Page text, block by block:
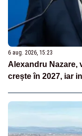
6 aug. 2026, 15:23
Alexandru Nazare,
crește în 2027, iar